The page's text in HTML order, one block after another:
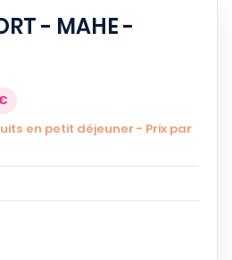
- MAHE -
en petit déjeuner - Prix par